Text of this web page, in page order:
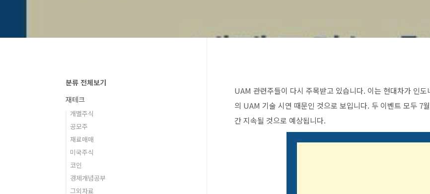
UAM 관련주들이 다시 주목받고 있습니다. 이는 현대차가 인
의 UAM 기술 시연 때문인 것으로 보입니다. 두 이벤트 모두 7
간 지속될 것으로 예상됩니다.
분류 전체보기
재테크
개별주식
공모주
재료매매
미국주식
코인
경제개념공부
그외자료